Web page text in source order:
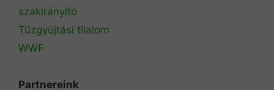
szakirányító
Tűzgyújtási tilalom
WWF
Partnereink